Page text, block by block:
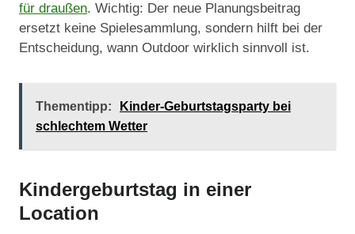
für draußen. Wichtig: Der neue Planungsbeitrag
ersetzt keine Spielesammlung, sondern hilft bei der
Entscheidung, wann Outdoor wirklich sinnvoll ist.
Thementipp:
Kinder-Geburtstagsparty bei
schlechtem Wetter
Kindergeburtstag in einer
Location